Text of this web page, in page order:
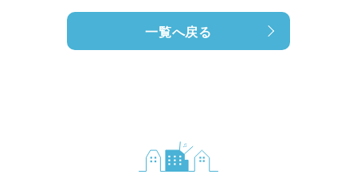
一覧へ戻る